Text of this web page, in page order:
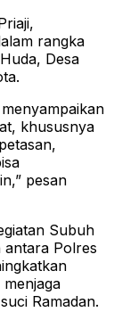
rangka
Desa
khususnya
pesan
Subuh
antara Polres
Ramadan.